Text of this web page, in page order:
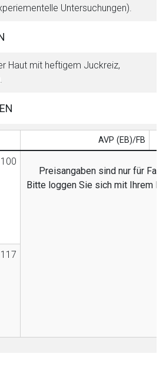
Untersuchungen).
Haut mit heftigem Juckreiz,
AVP (EB)/FB
Preisangaben sind nur für
Bitte loggen Sie sich mit Ihrem